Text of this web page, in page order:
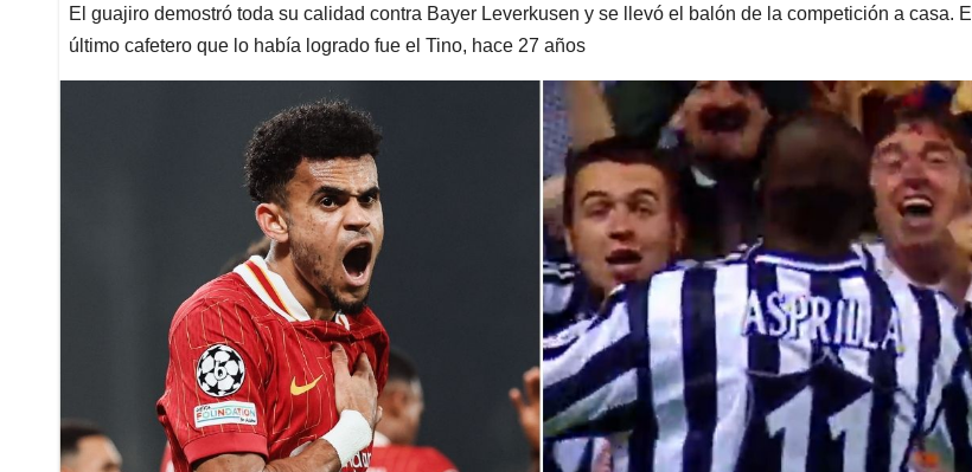
El guajiro demostró toda su calidad contra Bayer Leverkusen y se llevó el balón de la competición a casa. El
último cafetero que lo había logrado fue el Tino, hace 27 años